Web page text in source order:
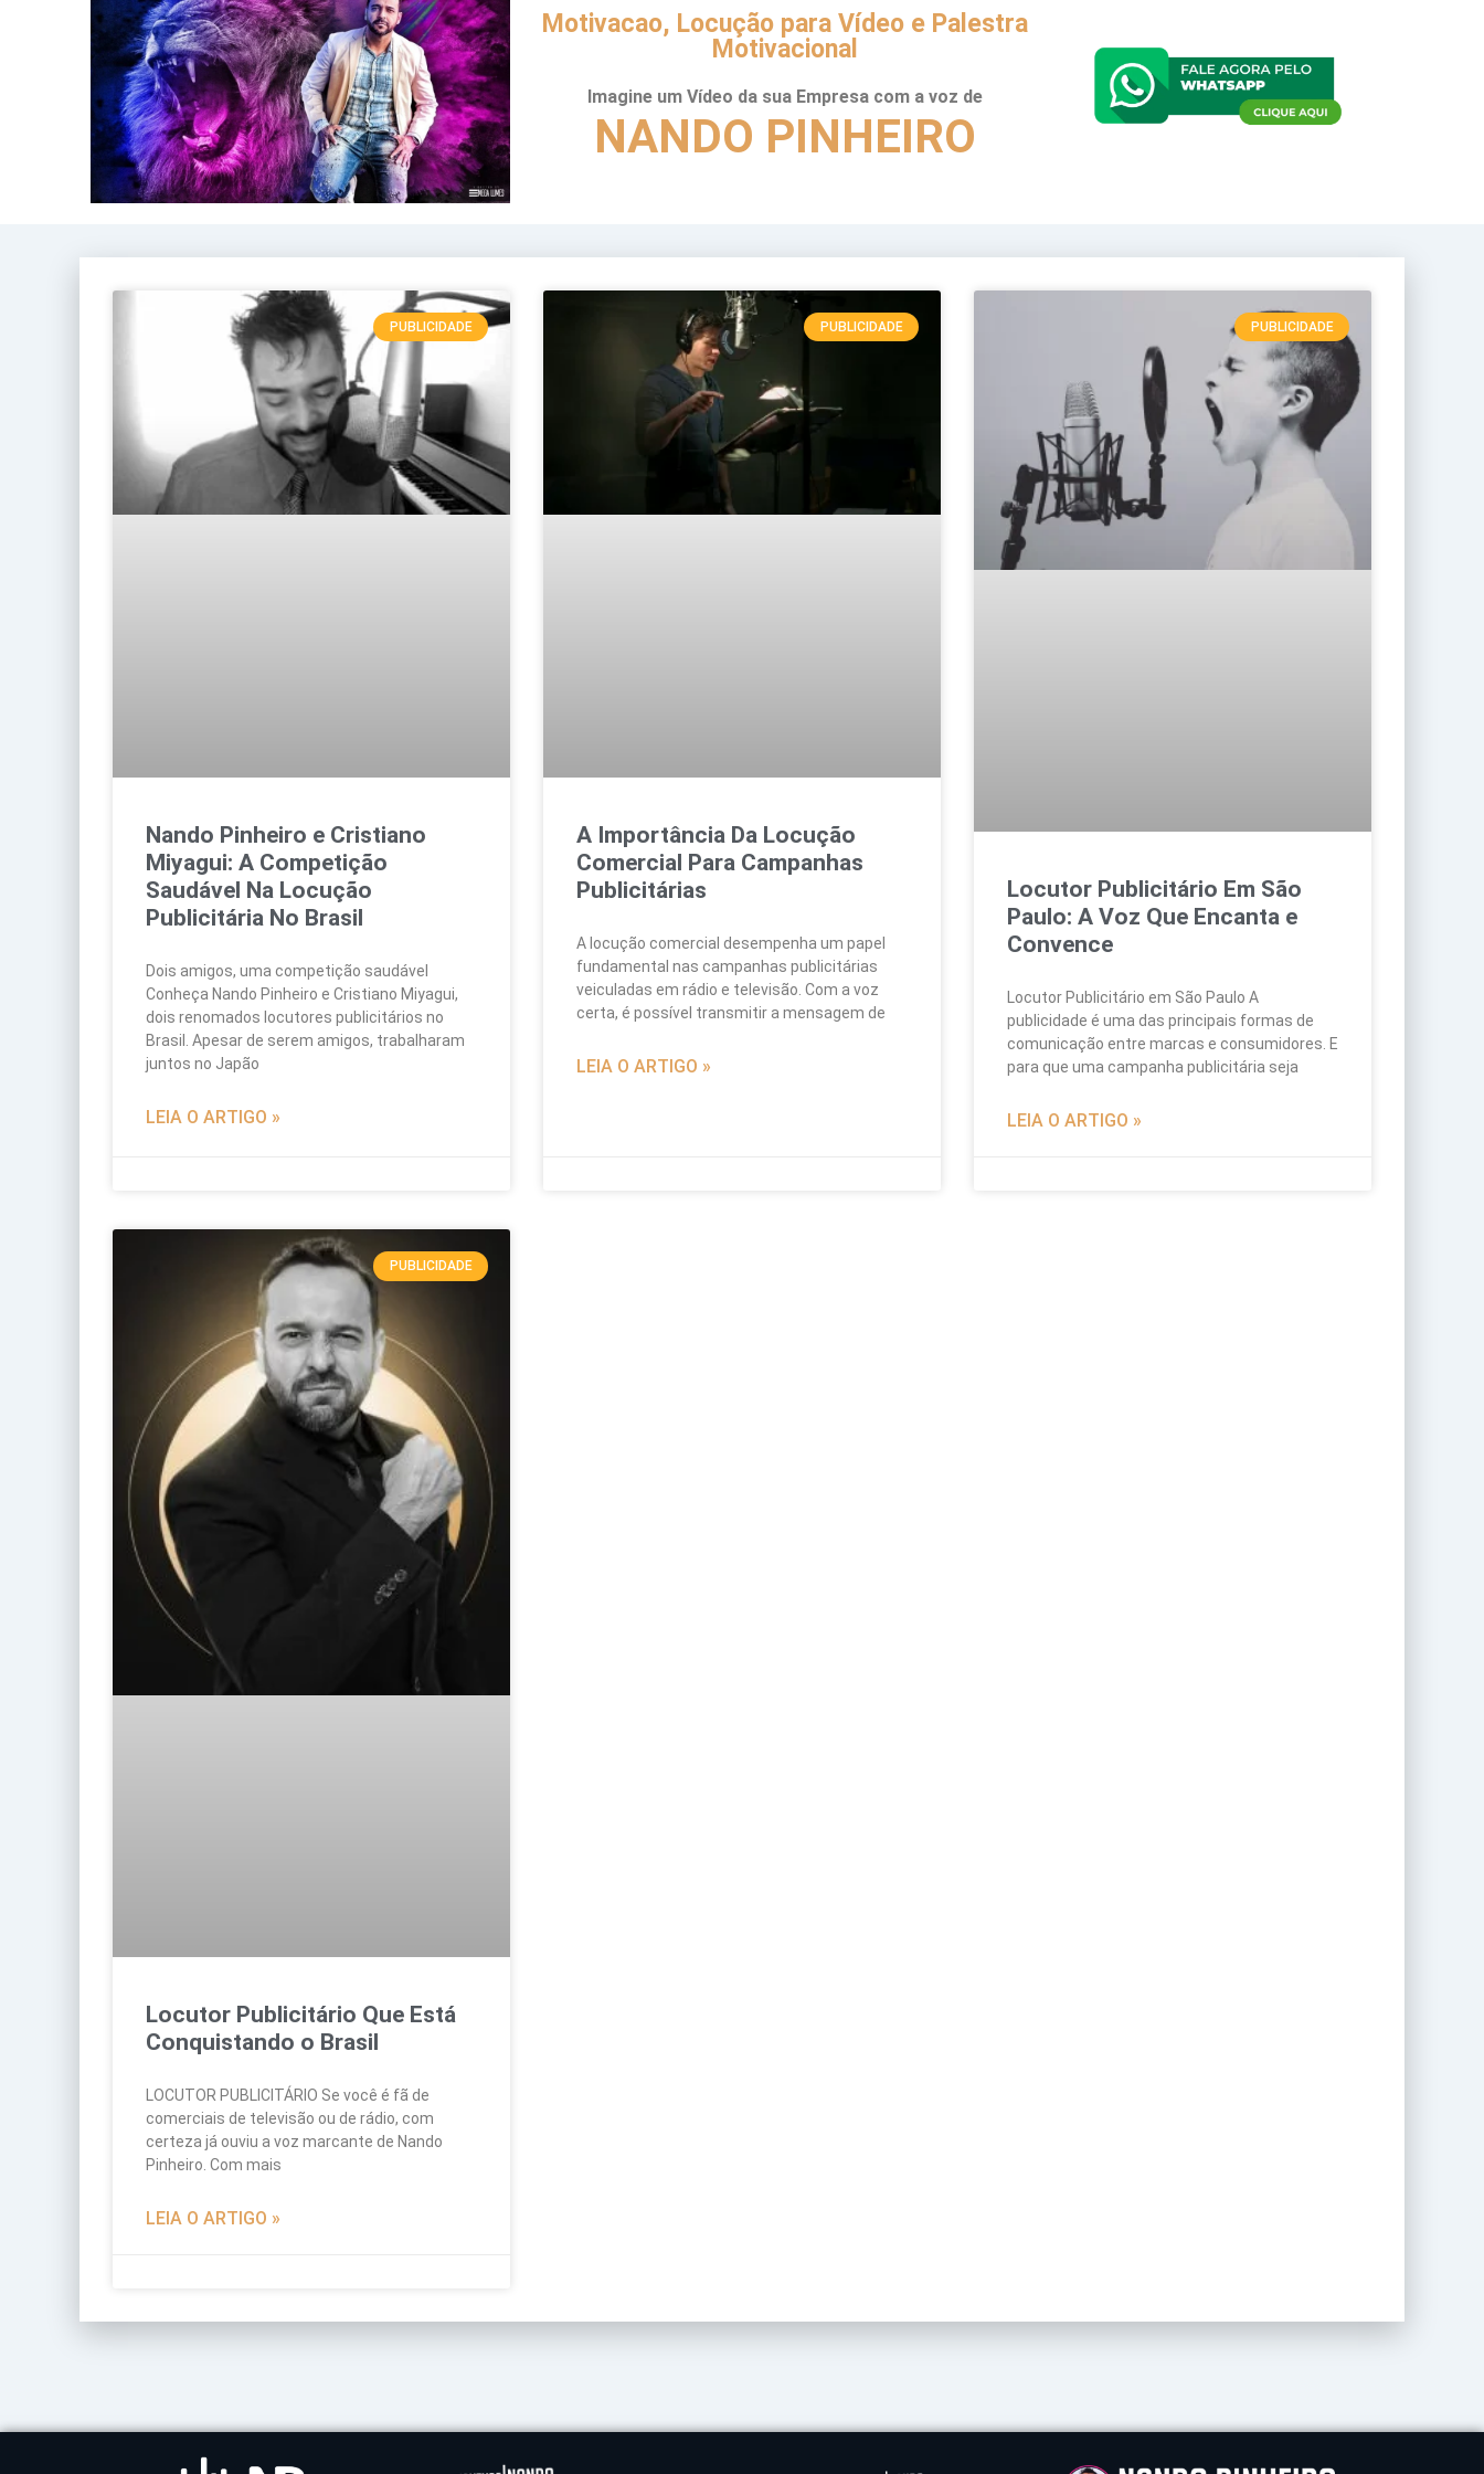
Motivacao, Locução para Vídeo e Palestra
Motivacional
Imagine um Vídeo da sua Empresa com a voz de
NANDO PINHEIRO
PUBLICIDADE
Nando Pinheiro e Cristiano
Miyagui: A Competição
Saudável Na Locução
Publicitária No Brasil
Dois amigos, uma competição saudável
Conheça Nando Pinheiro e Cristiano Miyagui,
dois renomados locutores publicitários no
Brasil. Apesar de serem amigos, trabalharam
juntos no Japão
LEIA O ARTIGO »
PUBLICIDADE
A Importância Da Locução
Comercial Para Campanhas
Publicitárias
A locução comercial desempenha um papel
fundamental nas campanhas publicitárias
veiculadas em rádio e televisão. Com a voz
certa, é possível transmitir a mensagem de
LEIA O ARTIGO »
PUBLICIDADE
Locutor Publicitário Em São
Paulo: A Voz Que Encanta e
Convence
Locutor Publicitário em São Paulo A
publicidade é uma das principais formas de
comunicação entre marcas e consumidores. E
para que uma campanha publicitária seja
LEIA O ARTIGO »
PUBLICIDADE
Locutor Publicitário Que Está
Conquistando o Brasil
LOCUTOR PUBLICITÁRIO Se você é fã de
comerciais de televisão ou de rádio, com
certeza já ouviu a voz marcante de Nando
Pinheiro. Com mais
LEIA O ARTIGO »